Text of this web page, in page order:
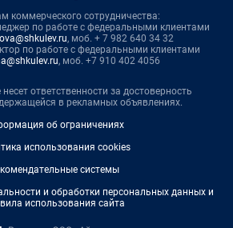
коммерческого сотрудничества:
по работе с федеральными клиентами
, моб. + 7 982 640 34 32
по работе с федеральными клиентами
, моб. +7 910 402 4056
ответственности за достоверность
в рекламных объявлениях.
об ограничениях
использования cookies
системы
и обработки персональных данных и
использования сайта